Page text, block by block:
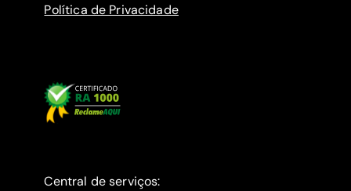
Política de Privacidade
Central de serviços: